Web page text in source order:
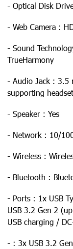
- Optical Disk
- Web Camera :
- Sound
TrueHarmony
- Audio Jack : 3.5
supporting
- Speaker : Yes
- Network : 10/
- Wireless :
- Bluetooth :
- Ports : 1x USB
USB 3.2 Gen 2
USB charging /
- : 3x USB 3.2